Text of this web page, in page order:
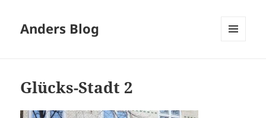
Anders Blog
Glücks-Stadt 2